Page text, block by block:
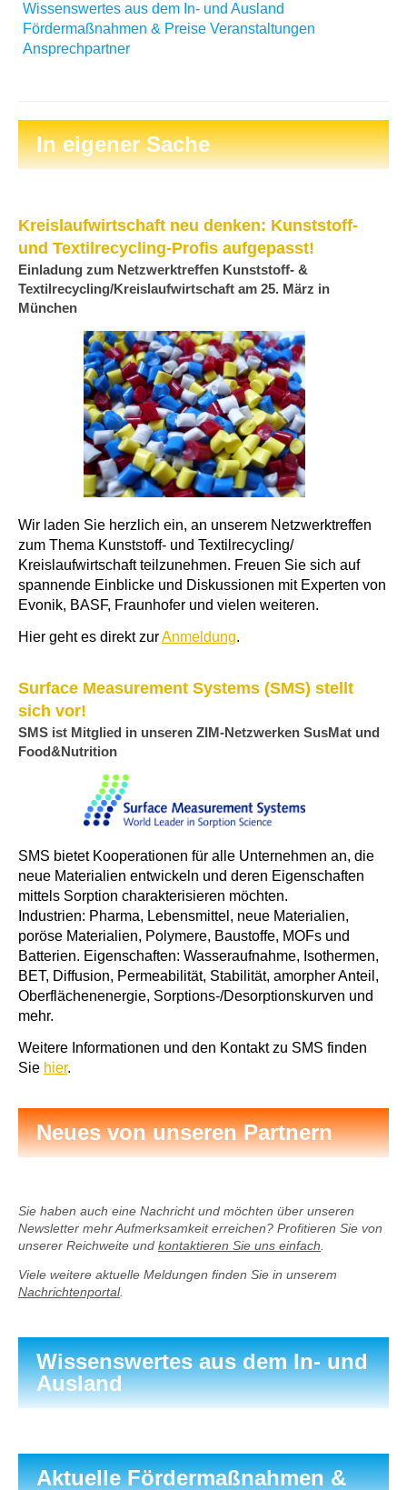
Wissenswertes aus dem In- und Ausland
Fördermaßnahmen & Preise Veranstaltungen
Ansprechpartner
In eigener Sache
Kreislaufwirtschaft neu denken: Kunststoff-
und Textilrecycling-Profis aufgepasst!
Einladung zum Netzwerktreffen Kunststoff- &
Textilrecycling/Kreislaufwirtschaft am 25. März in
München
Wir laden Sie herzlich ein, an unserem Netzwerktreffen
zum Thema Kunststoff- und Textilrecycling/
Kreislaufwirtschaft teilzunehmen. Freuen Sie sich auf
spannende Einblicke und Diskussionen mit Experten von
Evonik, BASF, Fraunhofer und vielen weiteren.
Hier geht es direkt zurAnmeldung.
Surface Measurement Systems (SMS) stellt
sich vor!
SMS ist Mitglied in unseren ZIM-Netzwerken SusMat und
Food&Nutrition
SMS bietet Kooperationen für alle Unternehmen an, die
neue Materialien entwickeln und deren Eigenschaften
mittels Sorption charakterisieren möchten.
Industrien: Pharma, Lebensmittel, neue Materialien,
poröse Materialien, Polymere, Baustoffe, MOFs und
Batterien. Eigenschaften: Wasseraufnahme, Isothermen,
BET, Diffusion, Permeabilität, Stabilität, amorpher Anteil,
Oberflächenenergie, Sorptions-/Desorptionskurven und
mehr.
Weitere Informationen und den Kontakt zu SMS finden
Sie hier.
Neues von unseren Partnern
Sie haben auch eine Nachricht und möchten über unseren
Newsletter mehr Aufmerksamkeit erreichen? Profitieren Sie von
unserer Reichweite und kontaktieren Sie uns einfach
Viele weitere aktuelle Meldungen finden Sie in unserem
Nachrichtenportal.
Wissenswertes aus dem In- und
Ausland
Aktuelle Fördermaßnahmen &